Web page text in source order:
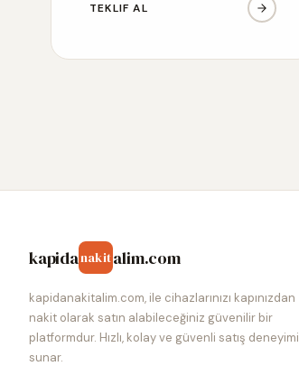
TEKLIF AL
kapidanakitalim.com
kapidanakitalim.com, ile cihazlarınızı kapınızdan
nakit olarak satın alabileceğiniz güvenilir bir
platformdur. Hızlı, kolay ve güvenli satış deneyimi
sunar.